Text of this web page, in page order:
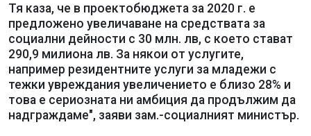
Тя каза, че в проектобюджета за 2020 г. е
предложено увеличаване на средствата за
социални дейности с 30 млн. лв, с което стават
290,9 милиона лв. За някои от услугите,
например резидентните услуги за младежи с
тежки увреждания увеличението е близо 28% и
това е сериозната ни амбиция да продължим да
надграждаме", заяви зам.-социалният министър.